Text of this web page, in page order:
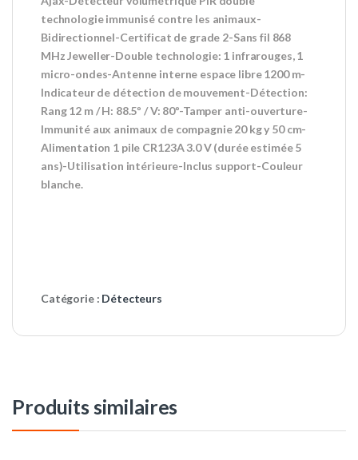
technologie immunisé contre les animaux-
Bidirectionnel-Certificat de grade 2-Sans fil 868
MHz Jeweller-Double technologie: 1 infrarouges, 1
micro-ondes-Antenne interne espace libre 1200 m-
Indicateur de détection de mouvement-Détection:
Rang 12 m / H: 88.5º / V: 80º-Tamper anti-ouverture-
Immunité aux animaux de compagnie 20 kg y 50 cm-
Alimentation 1 pile CR123A 3.0 V (durée estimée 5
ans)-Utilisation intérieure-Inclus support-Couleur
blanche.
Catégorie : Détecteurs
Produits similaires